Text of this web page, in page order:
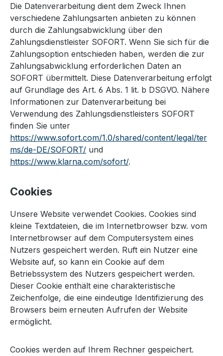
Die Datenverarbeitung dient dem Zweck Ihnen
verschiedene Zahlungsarten anbieten zu können
durch die Zahlungsabwicklung über den
Zahlungsdienstleister SOFORT. Wenn Sie sich für die
Zahlungsoption entschieden haben, werden die zur
Zahlungsabwicklung erforderlichen Daten an
SOFORT übermittelt. Diese Datenverarbeitung erfolgt
auf Grundlage des Art. 6 Abs. 1 lit. b DSGVO. Nähere
Informationen zur Datenverarbeitung bei
Verwendung des Zahlungsdienstleisters SOFORT
finden Sie unter
https://www.sofort.com/1.0/shared/content/legal/ter
ms/de-DE/SOFORT/ und
https://www.klarna.com/sofort/.
Cookies
Unsere Website verwendet Cookies. Cookies sind
kleine Textdateien, die im Internetbrowser bzw. vom
Internetbrowser auf dem Computersystem eines
Nutzers gespeichert werden. Ruft ein Nutzer eine
Website auf, so kann ein Cookie auf dem
Betriebssystem des Nutzers gespeichert werden.
Dieser Cookie enthält eine charakteristische
Zeichenfolge, die eine eindeutige Identifizierung des
Browsers beim erneuten Aufrufen der Website
ermöglicht.
Cookies werden auf Ihrem Rechner gespeichert.